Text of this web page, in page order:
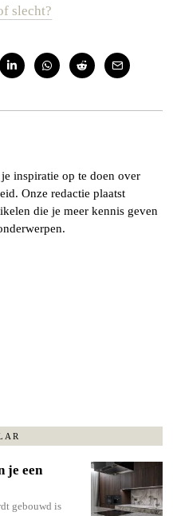
slecht?
inspiratie op te doen over
Onze redactie plaatst
die je meer kennis geven
je een
gebouwd is